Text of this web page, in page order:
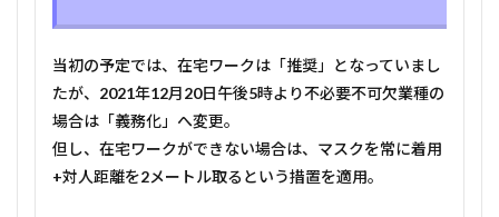
5
ーツ
と娯
コロ
ナの
当初の予定では、在宅ワークは「推奨」となっていまし
たが、 2021年12月20日午後5時より不必要不可欠業種の
場合は「義務化」へ変更。
但し、在宅ワークができない場合は、マスクを常に着用
+対人距離を2メートル取るという措置を適用。